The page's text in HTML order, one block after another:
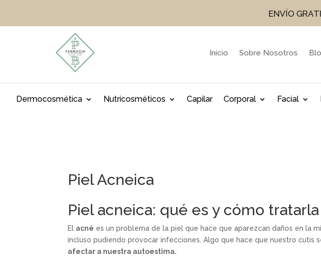
ENVÍO
Inicio Sobre Nosotros
Dermocosmética Nutricosméticos Capilar Corporal Facial
Piel Acneica
Piel acneica: qué es y cómo tratarla
El acné es un problema de la piel que hace que aparezcan daños en la
incluso pudiendo provocar infecciones. Algo que hace que nuestro cutis
afectar a nuestra autoestima.